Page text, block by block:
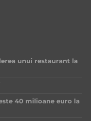
unui restaurant la
40 milioane euro la